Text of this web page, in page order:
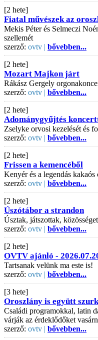
[2 hete]
Fiatal művészek az
Mekis Péter és Selmeczi
szellemét
szerző: ovtv | bővebben...
[2 hete]
Mozart Majkon járt
Rákász Gergely
szerző: ovtv | bővebben...
[2 hete]
Adománygyűjtés
Zselyke orvosi kezelését és
szerző: ovtv | bővebben...
[2 hete]
Frissen a kemencéből
Kenyér és a legendás kakaós
szerző: ovtv | bővebben...
[2 hete]
Úszótábor a strandon
Úsztak, játszottak,
szerző: ovtv | bővebben...
[2 hete]
OVTV ajánló -
Tartsanak velünk ma este is!
szerző: ovtv | bővebben...
[3 hete]
Oroszlány is együtt
Családi programokkal, latin
várják az érdeklődőket
szerző: ovtv | bővebben...